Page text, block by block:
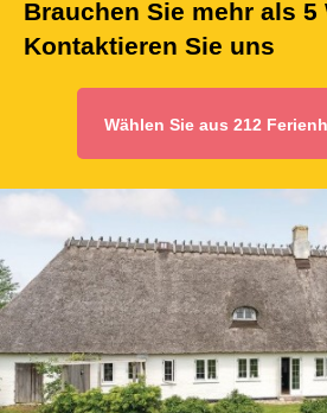
Brauchen Sie mehr als 5
Kontaktieren Sie uns
Wählen Sie aus 212